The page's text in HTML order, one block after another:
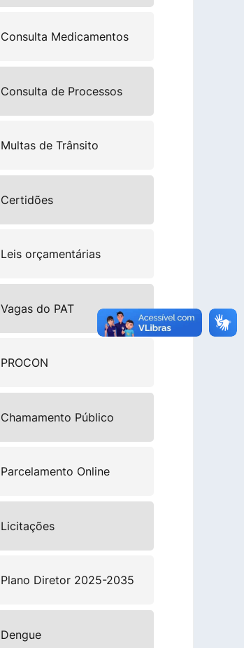
Consulta Medicamentos
Consulta de Processos
Multas de Trânsito
Certidões
Leis orçamentárias
Vagas do PAT
PROCON
Chamamento Público
Parcelamento Online
Licitações
Plano Diretor 2025-2035
Dengue